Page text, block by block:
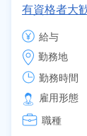
有資格者大
工場敷地内
122日でプ
給与
勤務地
勤務時間
雇用形態
職種